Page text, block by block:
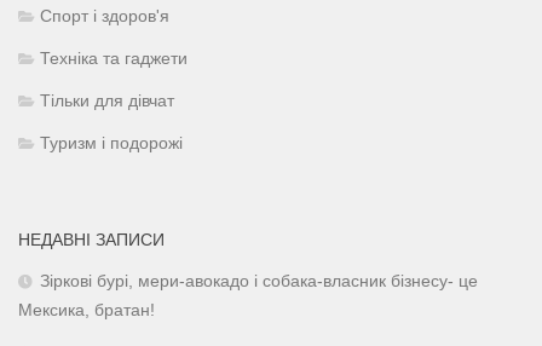
Спорт і здоров'я
Техніка та гаджети
Тільки для дівчат
Туризм і подорожі
НЕДАВНІ ЗАПИСИ
Зіркові бурі, мери-авокадо і собака-власник бізнесу- це
Мексика, братан!